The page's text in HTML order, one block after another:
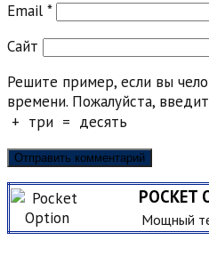
Email *
Сайт
Решите пример, если вы
времени. Пожалуйста,
+ три = десять
POCKET
Мощный